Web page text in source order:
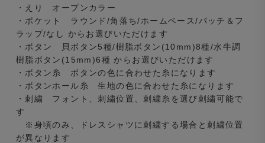
・えり オープンカラー
・ポケット ラウンド/角落ち/ホームベース/パッチ＆フ
ラップ/なし からお選びいただけます
・ボタン 貝ボタン5種/樹脂ボタン(10mm)8種/水牛調
樹脂ボタン(15mm)6種 からお選びいただけます
・ボタン糸 ボタンの色に合わせた糸になります
・ボタンホール糸 生地の色に合わせた糸になります
・刺繍 フォント、刺繍位置、刺繍糸を選び刺繍可能で
す
※身頃のみ、ドレスシャツに刺繍する場合と刺繍位置
が異なります